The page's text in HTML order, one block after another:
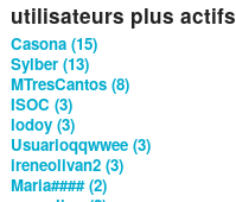
utilisateurs plus actifs
Casona (15)
Sylber (13)
MTresCantos (8)
ISOC (3)
lodoy (3)
Usuarioqqwwee (3)
ireneolivan2 (3)
Maria#### (2)